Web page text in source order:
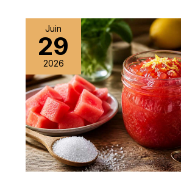
Juin
29
2026